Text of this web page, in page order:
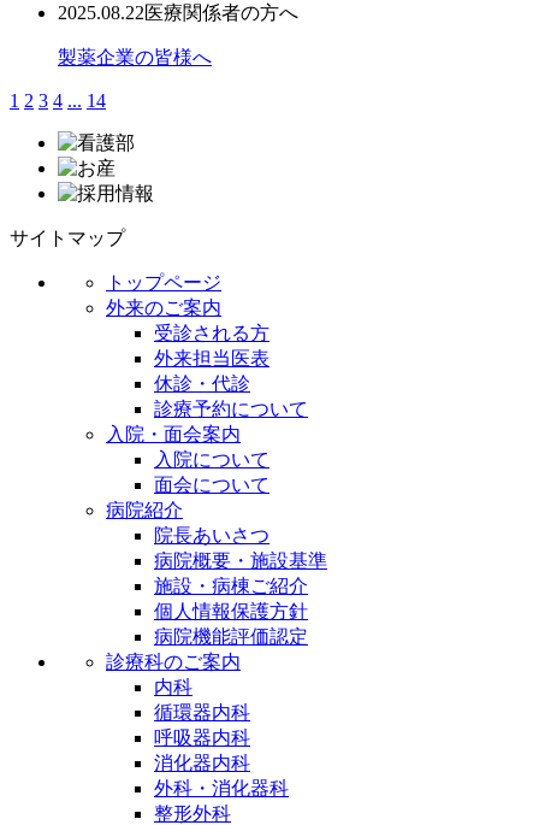
2025.08.22医療関係者の方へ
製薬企業の皆様へ
1 2 3 4 ... 14
サイトマップ
トップページ
外来のご案内
受診される方
外来担当医表
休診・代診
診療予約について
入院・面会案内
入院について
面会について
病院紹介
院長あいさつ
病院概要・施設基準
施設・病棟ご紹介
個人情報保護方針
病院機能評価認定
診療科のご案内
内科
循環器内科
呼吸器内科
消化器内科
外科・消化器科
整形外科